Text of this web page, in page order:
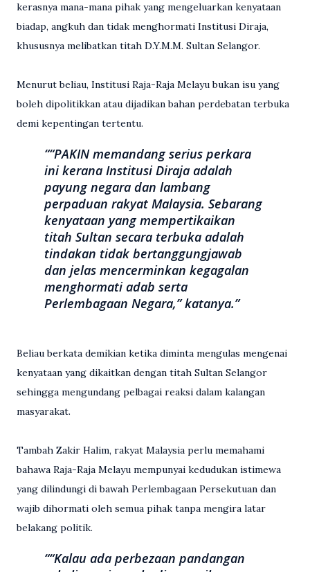
kerasnya mana-mana pihak yang mengeluarkan kenyataan
biadap, angkuh dan tidak menghormati Institusi Diraja,
khususnya melibatkan titah D.Y.M.M. Sultan Selangor.
Menurut beliau, Institusi Raja-Raja Melayu bukan isu yang
boleh dipolitikkan atau dijadikan bahan perdebatan terbuka
demi kepentingan tertentu.
“PAKIN memandang serius perkara
ini kerana Institusi Diraja adalah
payung negara dan lambang
perpaduan rakyat Malaysia. Sebarang
kenyataan yang mempertikaikan
titah Sultan secara terbuka adalah
tindakan tidak bertanggungjawab
dan jelas mencerminkan kegagalan
menghormati adab serta
Perlembagaan Negara,” katanya.
Beliau berkata demikian ketika diminta mengulas mengenai
kenyataan yang dikaitkan dengan titah Sultan Selangor
sehingga mengundang pelbagai reaksi dalam kalangan
masyarakat.
Tambah Zakir Halim, rakyat Malaysia perlu memahami
bahawa Raja-Raja Melayu mempunyai kedudukan istimewa
yang dilindungi di bawah Perlembagaan Persekutuan dan
wajib dihormati oleh semua pihak tanpa mengira latar
belakang politik.
“Kalau ada perbezaan pandangan